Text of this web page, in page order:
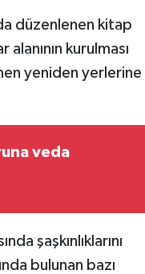
düzenlenen kitap
kurulması
yeniden yerlerine
veda
şaşkınlıklarını
bulunan bazı